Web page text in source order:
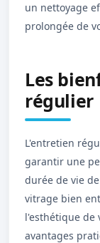
un nettoyage
prolongée de
Les
régulier
L'entretien
garantir une
durée de vie
vitrage bien
l'esthétique de
avantages